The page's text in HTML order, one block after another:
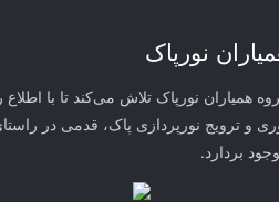
نورپاک
همیاران نورپاک تلاش می‌کند تا با
و ترویج نورپردازی پاک، قدمی در
بردارد.